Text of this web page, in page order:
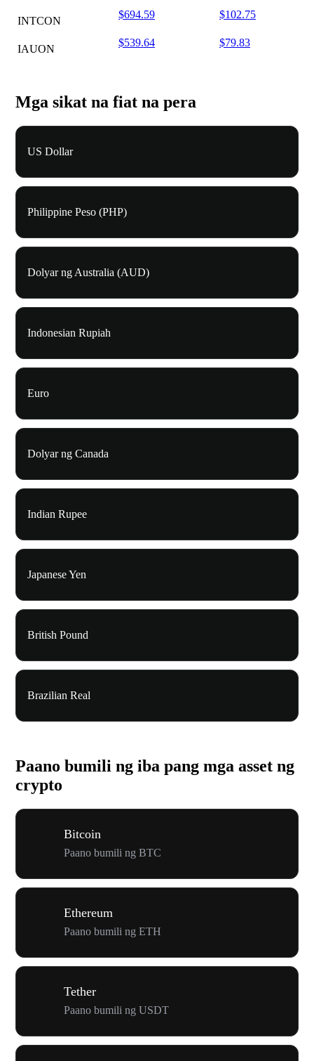
INTCON
$694.59 $102.75
IAUON
$539.64 $79.83
Mga sikat na fiat na pera
US Dollar
Philippine Peso (PHP)
Dolyar ng Australia (AUD)
Indonesian Rupiah
Euro
Dolyar ng Canada
Indian Rupee
Japanese Yen
British Pound
Brazilian Real
Paano bumili ng iba pang mga asset ng
crypto
Bitcoin
Paano bumili ng BTC
Ethereum
Paano bumili ng ETH
Tether
Paano bumili ng USDT